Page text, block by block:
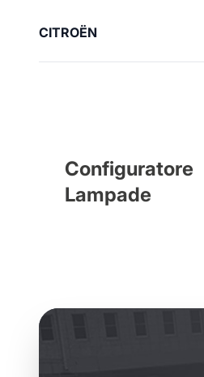
CITROËN
Configuratore
Lampade